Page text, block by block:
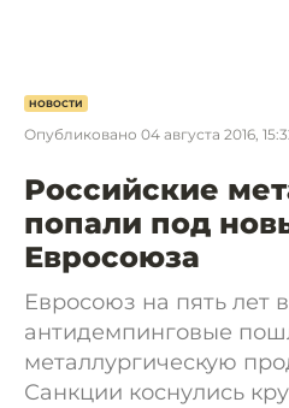
НОВОСТИ
Опубликовано 04 августа 2016,
Российские
попали под
Евросоюза
Евросоюз на пять лет
антидемпинговые
металлургическую
Санкции коснулись